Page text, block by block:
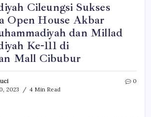
Cileungsi Sukses
Open House Akbar
dan Millad
Ke-111 di
Mall Cibubur
2023
4 Min Read
0